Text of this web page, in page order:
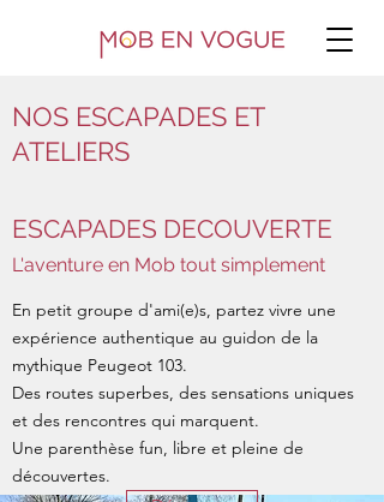
NOS ESCAPADES ET
ATELIERS
ESCAPADES DECOUVERTE
L'aventure en Mob tout simplement
En petit groupe d'ami(e)s, partez vivre une
expérience authentique au guidon de la
mythique Peugeot 103.
Des routes superbes, des sensations uniques
et des rencontres qui marquent.
Une parenthèse fun, libre et pleine de
découvertes.